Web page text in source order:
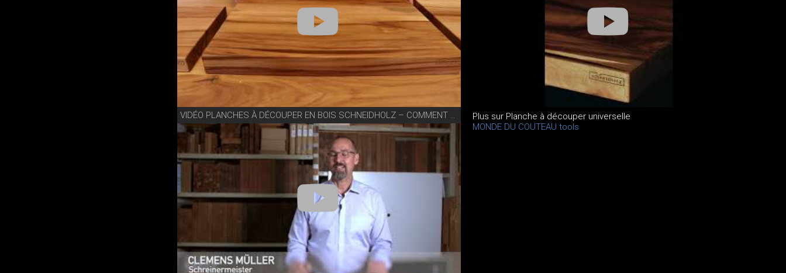
VIDÉO PLANCHES À DÉCOUPER EN BOIS SCHNEIDHOLZ – COMMENT LES NETTOYER ET LES ENTRETENIR?
Plus sur Planche à découper universelle
MONDE DU COUTEAU tools